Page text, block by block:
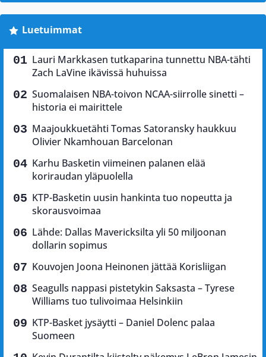
Luetuimmat
Lauri Markkasen tutkaparina tunnettu NBA-tähti
Zach LaVine ikävissä huhuissa
Suomalaisen NBA-toivon NCAA-siirrolle sinetti –
historia ei mairittele
Maajoukkuetähti Tomas Satoransky haukkuu
Olivier Nkamhouan Barcelonan
Karhu Basketin viimeinen palanen elää
koriraudan yläpuolella
KTP-Basketin uusin hankinta tuo nopeutta ja
skorausvoimaa
Lähde: Dallas Mavericksilta yli 50 miljoonan
dollarin sopimus
Kouvojen Joona Heinonen jättää Korisliigan
Seagulls nappasi pistetykin Saksasta – Tyrese
Williams tuo tulivoimaa Helsinkiin
KTP-Basket jysäytti – Daniel Dolenc palaa
Suomeen